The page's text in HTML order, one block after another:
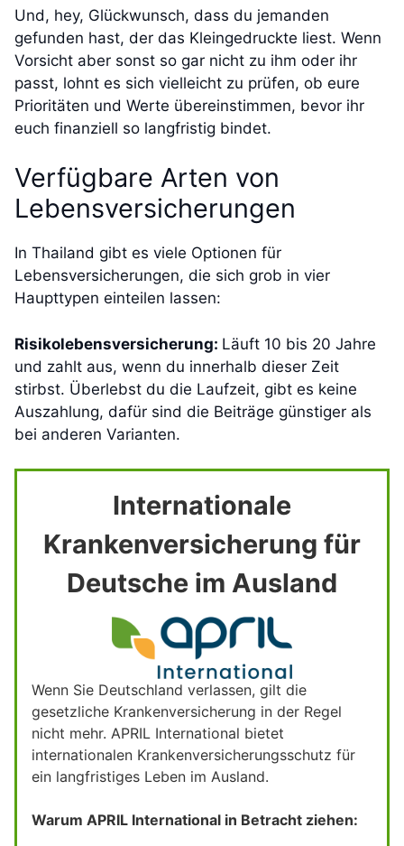
Und, hey, Glückwunsch, dass du jemanden
gefunden hast, der das Kleingedruckte liest. Wenn
Vorsicht aber sonst so gar nicht zu ihm oder ihr
passt, lohnt es sich vielleicht zu prüfen, ob eure
Prioritäten und Werte übereinstimmen, bevor ihr
euch finanziell so langfristig bindet.
Verfügbare Arten von
Lebensversicherungen
In Thailand gibt es viele Optionen für
Lebensversicherungen, die sich grob in vier
Haupttypen einteilen lassen:
Risikolebensversicherung: Läuft 10 bis 20 Jahre
und zahlt aus, wenn du innerhalb dieser Zeit
stirbst. Überlebst du die Laufzeit, gibt es keine
Auszahlung, dafür sind die Beiträge günstiger als
bei anderen Varianten.
Internationale
Krankenversicherung für
Deutsche im Ausland
Wenn Sie Deutschland verlassen, gilt die
gesetzliche Krankenversicherung in der Regel
nicht mehr. APRIL International bietet
internationalen Krankenversicherungsschutz für
ein langfristiges Leben im Ausland.
Warum APRIL International in Betracht ziehen: